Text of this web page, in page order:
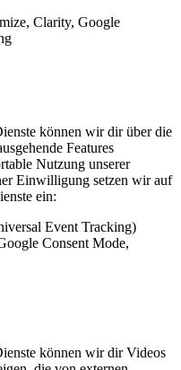
Clarity, Google
können wir dir über die
Features
Nutzung unserer
Einwilligung setzen wir auf
ein:
Event Tracking)
Consent Mode,
können wir dir Videos